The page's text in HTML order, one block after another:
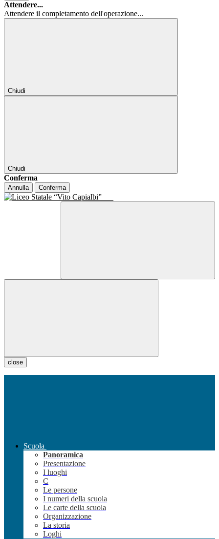
Attendere...
Attendere il completamento dell'operazione...
Chiudi
Chiudi
Conferma
Annulla Conferma
close
Scuola
Panoramica
Presentazione
I luoghi
C
Le persone
I numeri della scuola
Le carte della scuola
Organizzazione
La storia
Loghi